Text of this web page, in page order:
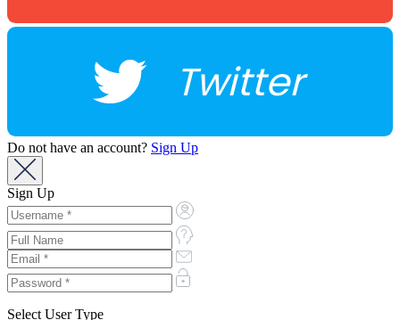
Twitter
Do not have an account? Sign Up
Sign Up
Select User Type